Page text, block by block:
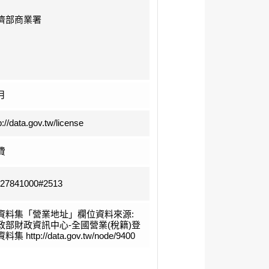
部商業署
data.gov.tw/license
料集「營業地址」欄位資料來源:
部財政資訊中心-全國營業(稅籍)登
料集 http://data.gov.tw/node/9400